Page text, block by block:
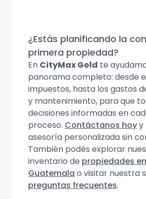
¿Estás planificando la
primera propiedad?
En CityMax Gold te
panorama completo: desde
impuestos, hasta los gastos
y mantenimiento, para que
decisiones informadas en
proceso. Contáctanos hoyy
asesoría personalizada sin
También podés explorar
inventario de propiedades
Guatemala o visitar nuestra
preguntas frecuentes.